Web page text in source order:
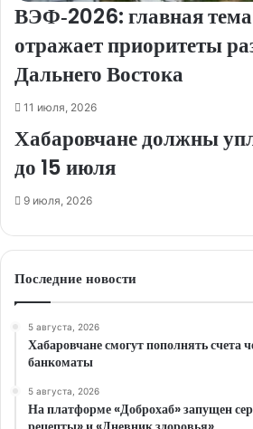
ВЭФ‑2026: главная
отражает приоритеты
Дальнего Востока
11 июля, 2026
Хабаровчане должны
до 15 июля
9 июля, 2026
Последние новости
5 августа, 2026
Хабаровчане смогут пополнять счета
банкоматы
5 августа, 2026
На платформе «Доброхаб» запущен